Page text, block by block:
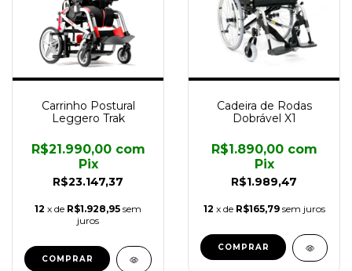
Carrinho Postural
Leggero Trak
R$23.147,37
R$21.990,00 com
Pix
12 x de R$1.928,95 sem
juros
Cadeira de Rodas
Dobrável X1
R$1.989,47
R$1.890,00 com
Pix
12 x de R$165,79 sem juros
COMPRAR